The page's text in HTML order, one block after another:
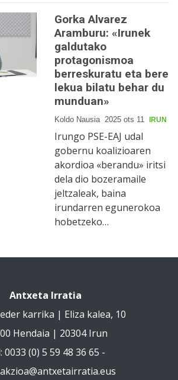
Gorka Alvarez
Aramburu: «Irunek
galdutako
protagonismoa
berreskuratu eta bere
lekua bilatu behar du
munduan»
Koldo Nausia 2025 ots 11 IRUN
Irungo PSE-EAJ udal
gobernu koalizioaren
akordioa «berandu» iritsi
dela dio bozeramaile
jeltzaleak, baina
irundarren egunerokoa
hobetzeko…
Antxeta Irratia
karrika | Eliza kalea, 10
Hendaia | 20304 Irun
0033 (0) 5 59 48 36 65 -